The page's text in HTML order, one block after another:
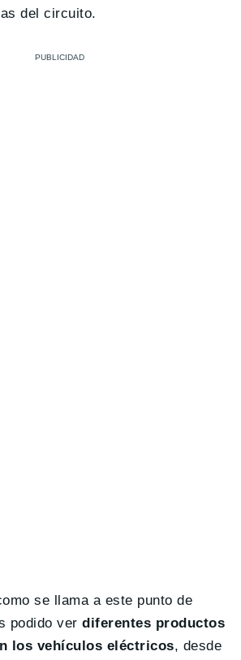
del circuito.
se llama a este punto de
podido verdiferentes productos
los vehículos eléctricos, desde